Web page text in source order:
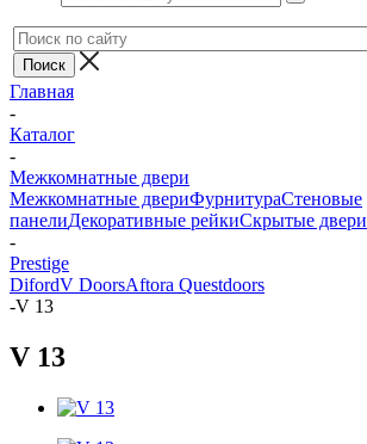
Главная
-
Каталог
-
Межкомнатные двери
Межкомнатные двериФурнитураСтеновые
панелиДекоративные рейкиСкрытые двери
-
Prestige
DifordV DoorsAftora Questdoors
-V 13
V 13